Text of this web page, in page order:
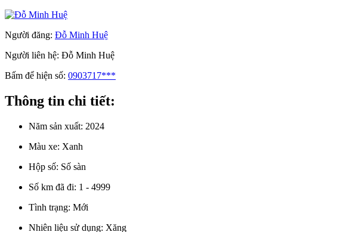
Người đăng: Đỗ Minh Huệ
Người liên hệ: Đỗ Minh Huệ
Bấm để hiện số: 0903717***
Thông tin chi tiết:
Năm sản xuất: 2024
Màu xe: Xanh
Hộp số: Số sàn
Số km đã đi: 1 - 4999
Tình trạng: Mới
Nhiên liệu sử dụng: Xăng